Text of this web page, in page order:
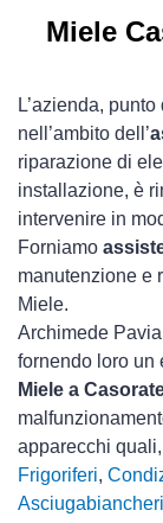
Miele
L’azienda,
nell’ambito dell’
riparazione di
installazione, è
intervenire in
Forniamo
manutenzione e
Miele.
Archimede
fornendo loro un
Miele a
apparecchi
Frigoriferi,